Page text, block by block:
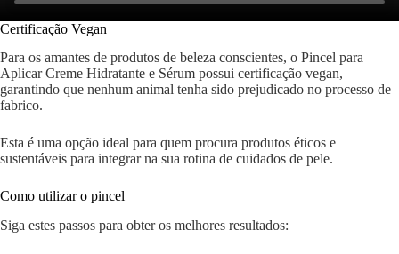
Certificação Vegan
Para os amantes de produtos de beleza conscientes, o Pincel para
Aplicar Creme Hidratante e Sérum possui certificação vegan,
garantindo que nenhum animal tenha sido prejudicado no processo de
fabrico.
Esta é uma opção ideal para quem procura produtos éticos e
sustentáveis para integrar na sua rotina de cuidados de pele.
Como utilizar o pincel
Siga estes passos para obter os melhores resultados: